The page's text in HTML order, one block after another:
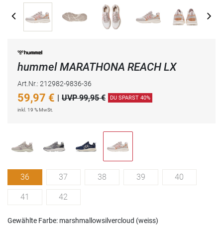
hummel MARATHONA REACH LX
Art.Nr.: 212982-9836-36
59,97 € | UVP 99,95 € DU SPARST 40%
inkl. 19 % MwSt.
36 37 38 39 40
41 42
Gewählte Farbe: marshmallowsilvercloud (weiss)